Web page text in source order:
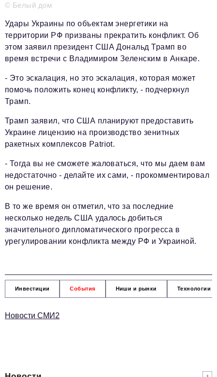
partner@business-magazine.online
© Белый дом
Удары Украины по объектам энергетики на
территории РФ призваны прекратить конфликт. Об
этом заявил президент США Дональд Трамп во
время встречи с Владимиром Зеленским в Анкаре.
- Это эскалация, но это эскалация, которая может
помочь положить конец конфликту, - подчеркнул
Трамп.
Трамп заявил, что США планируют предоставить
Украине лицензию на производство зенитных
ракетных комплексов Patriot.
- Тогда вы не сможете жаловаться, что мы даем вам
недостаточно - делайте их сами, - прокомментировал
он решение.
В то же время он отметил, что за последние
несколько недель США удалось добиться
значительного дипломатического прогресса в
урегулировании конфликта между РФ и Украиной.
Инвестиции События Ниши и рынки Технологии
Новости СМИ2